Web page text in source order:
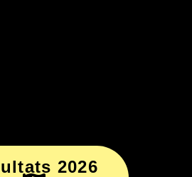
2026